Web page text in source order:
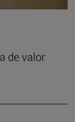
de valor